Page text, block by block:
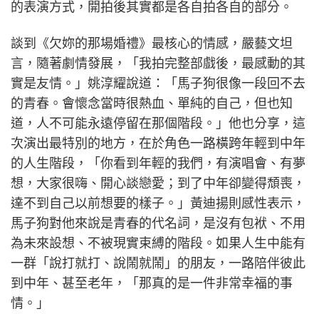
的表演方式，開拍後其實都是各自拍各自的部分。
談到《欠妳的那場婚禮》最核心的情感，嚴藝文坦
言，隨著劇情發展，「我拍完整部戲後，最感動的其
實是友情。」姚淳耀說道：「馬子狗很像一段回不去
的青春。會懷念當時很熱血、單純的自己，但也知
道，人不可能永遠停留在那個階段。」他也分享，這
次演出最特別的地方，在於角色一路橫跨年輕到中年
的人生階段，「你看到年輕的我們，有演唱會、有夢
想，大家很嗨、開心談戀愛；到了中年卻變得頹喪，
達不到自己以前想要的樣子。」黃迪揚則感性表示，
馬子狗對他來說是青春的代名詞，是沒有包袱、不用
為未來設想、不被現實束縛的階段。如果人生中能有
一群「說打就打、說鬧就鬧」的朋友，一路陪伴彼此
到中年、甚至老年，「那真的是一件非常幸福的事
情。」